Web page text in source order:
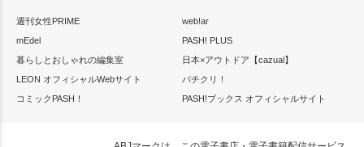
週刊女性PRIME
web!ar
mEdel
PASH! PLUS
暮らしとおしゃれの編集室
日本×アウトドア【cazual】
LEON オフィシャルWebサイト
パチクリ！
コミックPASH！
PASH!ブックス オフィシャルサイト